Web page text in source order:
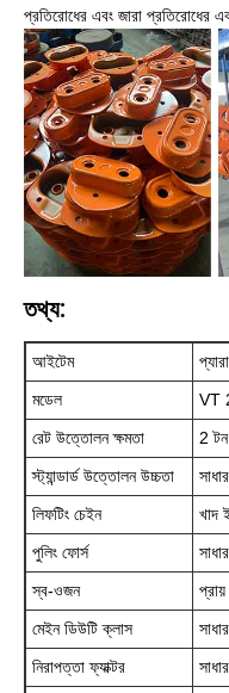
প্রতিরোধের এবং জারা প্রতিরোধের
তথ্য:
আইটেম
মডেল
VT
রেট উত্তোলন ক্ষমতা
2 টন
স্ট্যান্ডার্ড উত্তোলন উচ্চতা
লিফটিং চেইন
খাদ
পুলিং ফোর্স
স্ব-ওজন
মেইন ডিউটি ​​ক্লাস
নিরাপত্তা ফ্যাক্টর